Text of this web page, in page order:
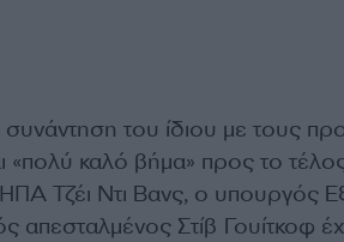
συνάντηση του ίδιου με τους
«πολύ καλό βήμα» προς το
Τζέι Ντι Βανς, ο υπουργός
απεσταλμένος Στίβ Γουίτκοφ